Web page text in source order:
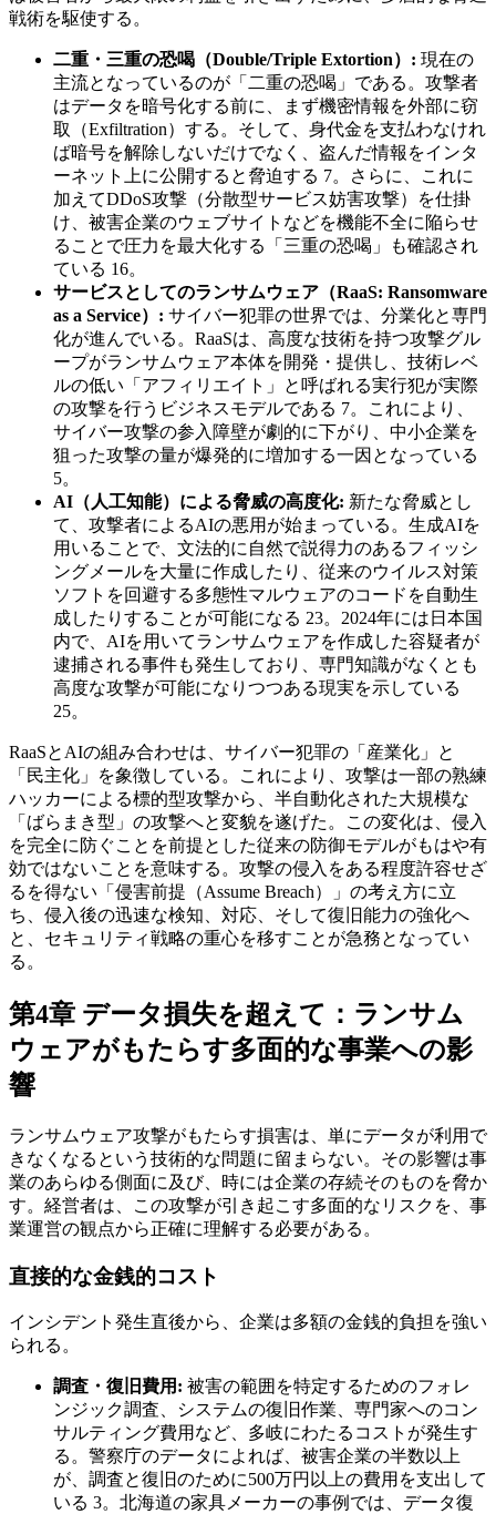
戦術を駆使する。
二重・三重の恐喝（Double/Triple Extortion）: 現在の
主流となっているのが「二重の恐喝」である。攻撃者
はデータを暗号化する前に、まず機密情報を外部に窃
取（Exfiltration）する。そして、身代金を支払わなけれ
ば暗号を解除しないだけでなく、盗んだ情報をインタ
ーネット上に公開すると脅迫する 7。さらに、これに
加えてDDoS攻撃（分散型サービス妨害攻撃）を仕掛
け、被害企業のウェブサイトなどを機能不全に陥らせ
ることで圧力を最大化する「三重の恐喝」も確認され
ている 16。
サービスとしてのランサムウェア（RaaS: Ransomware
as a Service）: サイバー犯罪の世界では、分業化と専門
化が進んでいる。RaaSは、高度な技術を持つ攻撃グル
ープがランサムウェア本体を開発・提供し、技術レベ
ルの低い「アフィリエイト」と呼ばれる実行犯が実際
の攻撃を行うビジネスモデルである 7。これにより、
サイバー攻撃の参入障壁が劇的に下がり、中小企業を
狙った攻撃の量が爆発的に増加する一因となっている
5。
AI（人工知能）による脅威の高度化: 新たな脅威とし
て、攻撃者によるAIの悪用が始まっている。生成AIを
用いることで、文法的に自然で説得力のあるフィッシ
ングメールを大量に作成したり、従来のウイルス対策
ソフトを回避する多態性マルウェアのコードを自動生
成したりすることが可能になる 23。2024年には日本国
内で、AIを用いてランサムウェアを作成した容疑者が
逮捕される事件も発生しており、専門知識がなくとも
高度な攻撃が可能になりつつある現実を示している
25。
RaaSとAIの組み合わせは、サイバー犯罪の「産業化」と
「民主化」を象徴している。これにより、攻撃は一部の熟練
ハッカーによる標的型攻撃から、半自動化された大規模な
「ばらまき型」の攻撃へと変貌を遂げた。この変化は、侵入
を完全に防ぐことを前提とした従来の防御モデルがもはや有
効ではないことを意味する。攻撃の侵入をある程度許容せざ
るを得ない「侵害前提（Assume Breach）」の考え方に立
ち、侵入後の迅速な検知、対応、そして復旧能力の強化へ
と、セキュリティ戦略の重心を移すことが急務となってい
る。
第4章 データ損失を超えて：ランサム
ウェアがもたらす多面的な事業への影
響
ランサムウェア攻撃がもたらす損害は、単にデータが利用で
きなくなるという技術的な問題に留まらない。その影響は事
業のあらゆる側面に及び、時には企業の存続そのものを脅か
す。経営者は、この攻撃が引き起こす多面的なリスクを、事
業運営の観点から正確に理解する必要がある。
直接的な金銭的コスト
インシデント発生直後から、企業は多額の金銭的負担を強い
られる。
調査・復旧費用: 被害の範囲を特定するためのフォレ
ンジック調査、システムの復旧作業、専門家へのコン
サルティング費用など、多岐にわたるコストが発生す
る。警察庁のデータによれば、被害企業の半数以上
が、調査と復旧のために500万円以上の費用を支出して
いる 3。北海道の家具メーカーの事例では、データ復